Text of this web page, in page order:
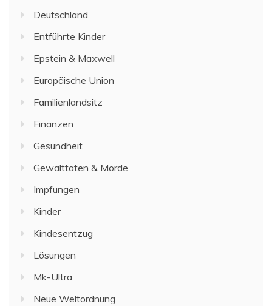
Deutschland
Entführte Kinder
Epstein & Maxwell
Europäische Union
Familienlandsitz
Finanzen
Gesundheit
Gewalttaten & Morde
Impfungen
Kinder
Kindesentzug
Lösungen
Mk-Ultra
Neue Weltordnung